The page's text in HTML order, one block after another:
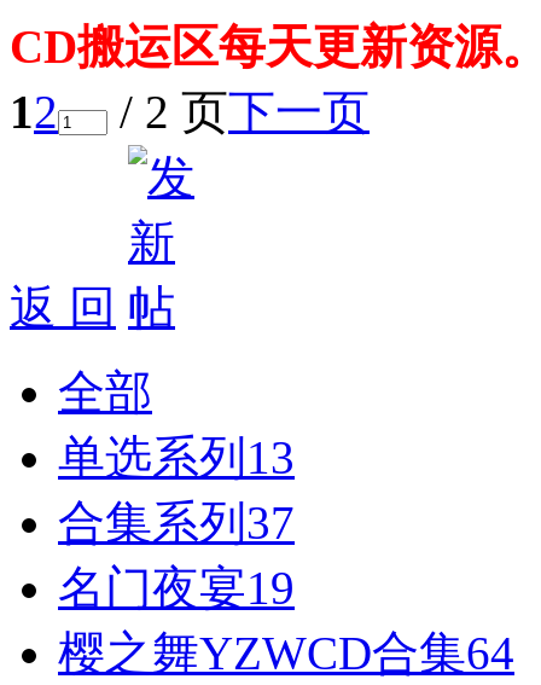
1、每天签到街拍币免费领；点
好消息限时66元升级VIP！赠
1、每天签到街拍币免费领；点
CD搬运区每天更新资源
12 / 2 页下一页
返 回
全部
单选系列 13
合集系列 37
名门夜宴19
樱之舞YZWCD合集64